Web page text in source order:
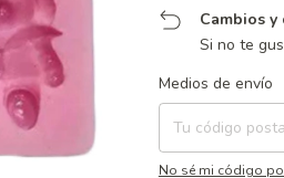
Cambios
Si no te
Entregas para el CP:
Medios de envío
No sé mi código